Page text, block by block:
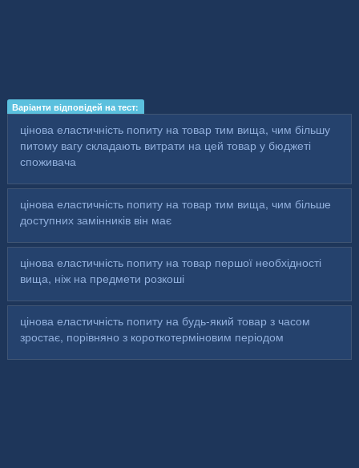
Варіанти відповідей на тест:
цінова еластичність попиту на товар тим вища, чим більшу
питому вагу складають витрати на цей товар у бюджеті
споживача
цінова еластичність попиту на товар тим вища, чим більше
доступних замінників він має
цінова еластичність попиту на товар першої необхідності
вища, ніж на предмети розкоші
цінова еластичність попиту на будь-який товар з часом
зростає, порівняно з короткотерміновим періодом